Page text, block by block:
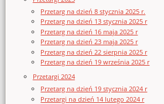
Przetarg na dzień 8 stycznia 2025 r.
Przetarg na dzień 13 stycznia 2025 r
Przetarg na dzień 16 maja 2025 r
Przetarg na dzień 23 maja 2025 r
Przetarg na dzień 22 sierpnia 2025 r
Przetarg na dzień 19 września 2025 r
Przetargi 2024
Przetarg na dzień 19 stycznia 2024 r
Przetargi na dzień 14 lutego 2024 r